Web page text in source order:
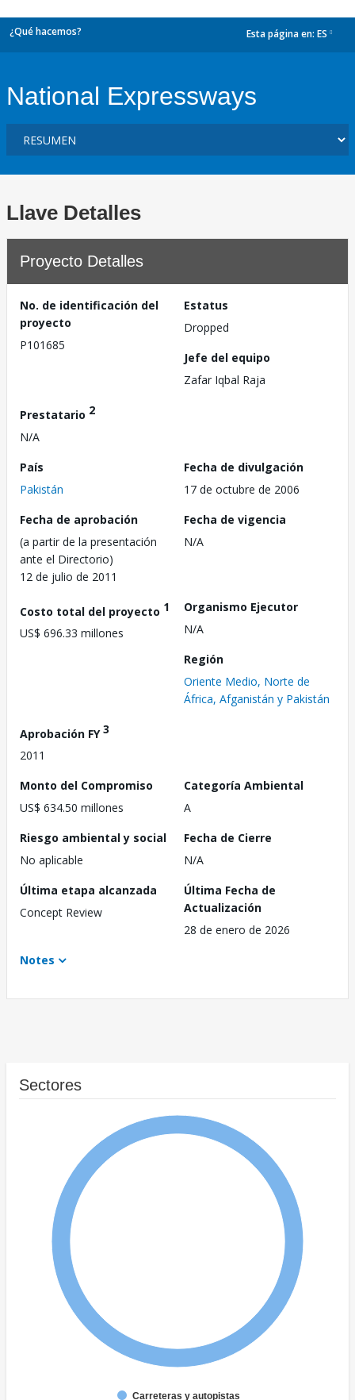
¿Qué hacemos? Esta página en: ES
National Expressways
Llave Detalles
Proyecto Detalles
No. de identificación del
proyecto
P101685
Estatus
Dropped
Jefe del equipo
Zafar Iqbal Raja
Prestatario 2
N/A
País
Pakistán
Fecha de divulgación
17 de octubre de 2006
Fecha de aprobación
(a partir de la presentación
ante el Directorio)
12 de julio de 2011
Fecha de vigencia
N/A
Costo total del proyecto 1
US$ 696.33 millones
Organismo Ejecutor
N/A
Región
Oriente Medio, Norte de
África, Afganistán y Pakistán
Aprobación FY3
2011
Monto del Compromiso
US$ 634.50 millones
Categoría Ambiental
A
Riesgo ambiental y social
No aplicable
Fecha de Cierre
N/A
Última etapa alcanzada
Concept Review
Última Fecha de
Actualización
28 de enero de 2026
Notes
Sectores
Carreteras y autopistas